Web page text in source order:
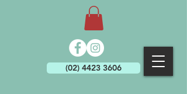
(02) 4423 3606